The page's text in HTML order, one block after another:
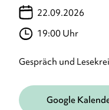
22.09.2026
19:00 Uhr
Gespräch und
Google